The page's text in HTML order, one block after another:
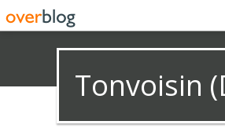
Tonvoisin